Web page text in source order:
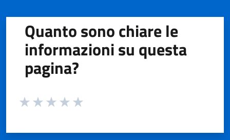
Quanto sono chiare le
informazioni su questa
pagina?
Valuta da 1 a 5 stelle la pagina